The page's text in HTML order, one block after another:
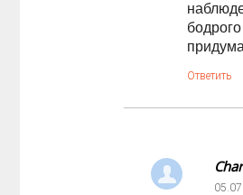
Ответить